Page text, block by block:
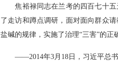
焦裕禄同志在兰考的四百七十五
了走访和蹲点调研，面对面向群众
盐碱的规律，实施了治理“三害”的正
——2014年3月18日，习近平总书